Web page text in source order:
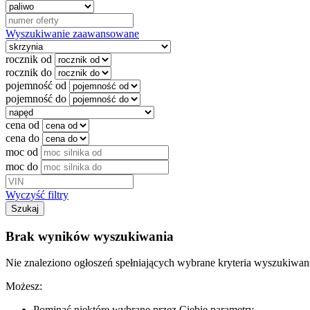
Wyszukiwanie zaawansowane
rocznik od
rocznik do
pojemność od
pojemność do
cena od
cena do
moc od
moc do
Wyczyść filtry
Szukaj
Brak wyników wyszukiwania
Nie znaleziono ogłoszeń spełniających wybrane kryteria
Możesz: